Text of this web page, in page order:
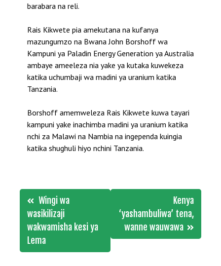
barabara na reli.
Rais Kikwete pia amekutana na kufanya
mazungumzo na Bwana John Borshoff wa
Kampuni ya Paladin Energy Generation ya Australia
ambaye ameeleza nia yake ya kutaka kuwekeza
katika uchumbaji wa madini ya uranium katika
Tanzania.
Borshoff amemweleza Rais Kikwete kuwa tayari
kampuni yake inachimba madini ya uranium katika
nchi za Malawi na Nambia na ingependa kuingia
katika shughuli hiyo nchini Tanzania.
Post
navigation
Wingi wa
wasikilizaji
wakwamisha kesi ya
Lema
Kenya
‘yashambuliwa’ tena,
wanne wauwawa